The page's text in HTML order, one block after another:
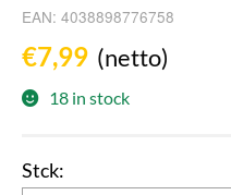
EAN: 4038898776758
€7,99 (netto)
18 in stock